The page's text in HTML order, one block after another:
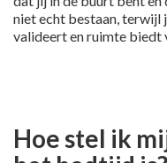
niet echt bestaan, terwijl
valideert en ruimte biedt
Hoe stel ik